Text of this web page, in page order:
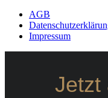
AGB
Impressum
Jetzt